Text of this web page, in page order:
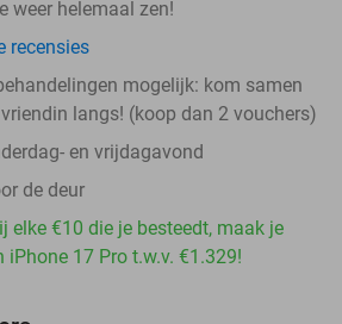
weer helemaal zen!
recensies
mogelijk: kom samen
langs! (koop dan 2 vouchers)
en vrijdagavond
de deur
elke €10 die je besteedt, maak je
iPhone 17 Pro t.w.v. €1.329!